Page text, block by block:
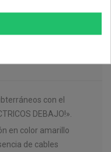
con el
DEBAJO!».
en color amarillo
de cables